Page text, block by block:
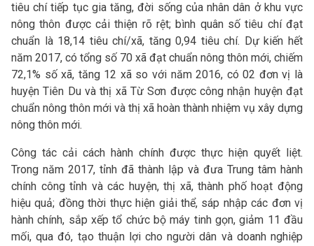
tiêu chí tiếp tục gia tăng, đời sống của nhân dân ở khu vực
nông thôn được cải thiện rõ rệt; bình quân số tiêu chí đạt
chuẩn là 18,14 tiêu chí/xã, tăng 0,94 tiêu chí. Dự kiến hết
năm 2017, có tổng số 70 xã đạt chuẩn nông thôn mới, chiếm
72,1% số xã, tăng 12 xã so với năm 2016, có 02 đơn vị là
huyện Tiên Du và thị xã Từ Sơn được công nhận huyện đạt
chuẩn nông thôn mới và thị xã hoàn thành nhiệm vụ xây dựng
nông thôn mới.
Công tác cải cách hành chính được thực hiện quyết liệt.
Trong năm 2017, tỉnh đã thành lập và đưa Trung tâm hành
chính công tỉnh và các huyện, thị xã, thành phố hoạt động
hiệu quả; đồng thời thực hiện giải thể, sáp nhập các đơn vị
hành chính, sắp xếp tổ chức bộ máy tinh gọn, giảm 11 đầu
mối, qua đó, tạo thuận lợi cho người dân và doanh nghiệp